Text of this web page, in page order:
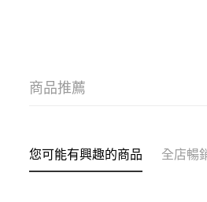
商品推薦
您可能有興趣的商品 全店暢